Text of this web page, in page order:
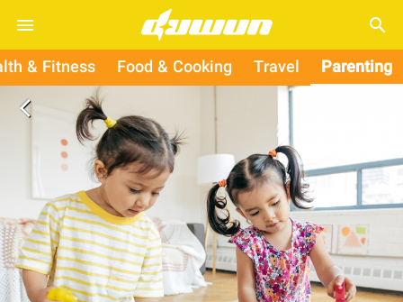
search
& Fitness Food & Cooking Travel Parenting
arrow_back_ios